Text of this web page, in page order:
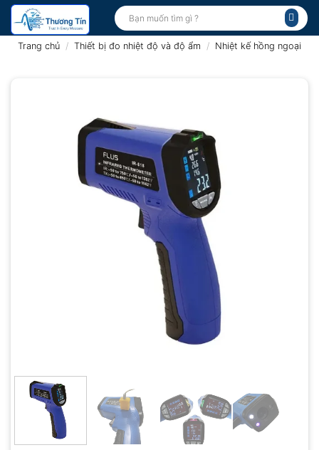
Bỏ
qua
Tìm
kiếm:
Trang chủ / Thiết bị đo nhiệt độ và độ ẩm / Nhiệt kế hồng ngoại